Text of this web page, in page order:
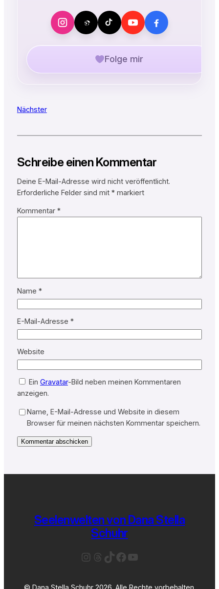
Folge mir
Nächster
Schreibe einen Kommentar
Deine E-Mail-Adresse wird nicht veröffentlicht.
Erforderliche Felder sind mit *markiert
Kommentar *
Name *
E-Mail-Adresse *
Website
Ein Gravatar-Bild neben meinen Kommentaren
anzeigen.
Name, E-Mail-Adresse und Website in diesem
Browser für meinen nächsten Kommentar speichern.
Seelenwelten von Dana Stella
Schuhr
Instagram
Threads
TikTok
Facebook
YouTube